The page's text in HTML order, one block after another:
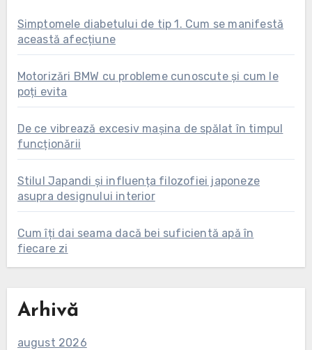
Simptomele diabetului de tip 1. Cum se manifestă
această afecțiune
Motorizări BMW cu probleme cunoscute și cum le
poți evita
De ce vibrează excesiv mașina de spălat în timpul
funcționării
Stilul Japandi și influența filozofiei japoneze
asupra designului interior
Cum îți dai seama dacă bei suficientă apă în
fiecare zi
Arhivă
august 2026